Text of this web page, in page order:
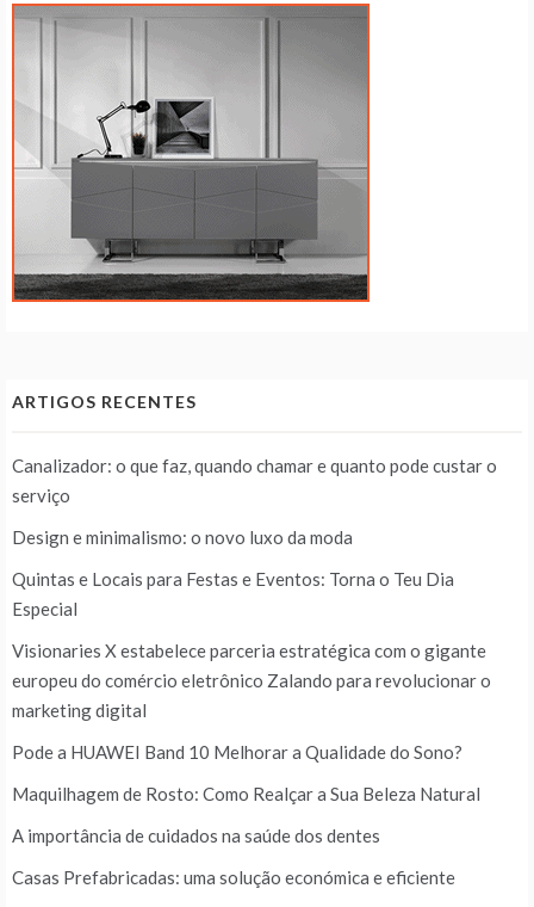
ARTIGOS RECENTES
Canalizador: o que faz, quando chamar e quanto pode custar o
serviço
Design e minimalismo: o novo luxo da moda
Quintas e Locais para Festas e Eventos: Torna o Teu Dia
Especial
Visionaries X estabelece parceria estratégica com o gigante
europeu do comércio eletrônico Zalando para revolucionar o
marketing digital
Pode a HUAWEI Band 10 Melhorar a Qualidade do Sono?
Maquilhagem de Rosto: Como Realçar a Sua Beleza Natural
A importância de cuidados na saúde dos dentes
Casas Prefabricadas: uma solução económica e eficiente